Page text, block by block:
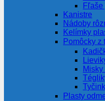
Fľaše
Kanistre
Nádoby
Kelímky
Pomôcky z
Plasty